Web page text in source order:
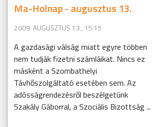
Ma-Holnap - augusztus 13.
2009. AUGUSZTUS 13., 15:15
A gazdasági válság miatt egyre többen
nem tudják fizetni számláikat. Nincs ez
másként a Szombathelyi
Távhőszolgáltató esetében sem. Az
adósságrendezésről beszélgetünk
Szakály Gáborral, a Szociális Bizottság ...